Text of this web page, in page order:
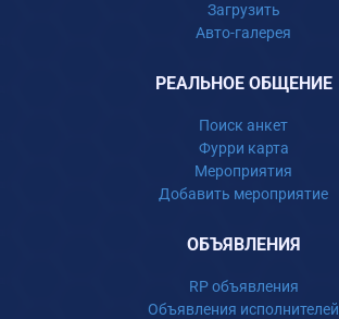
Загрузить
Авто-галерея
РЕАЛЬНОЕ ОБЩЕНИЕ
Поиск анкет
Фурри карта
Мероприятия
Добавить мероприятие
ОБЪЯВЛЕНИЯ
RP объявления
Объявления исполнителей